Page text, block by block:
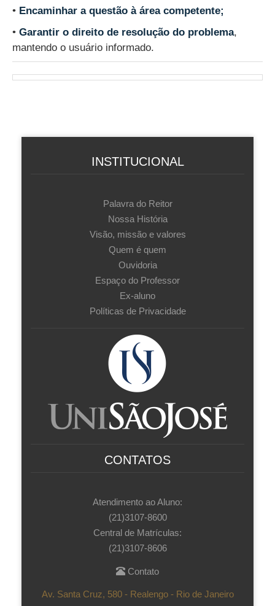
• Encaminhar a questão à área competente;
• Garantir o direito de resolução do problema,
mantendo o usuário informado.
INSTITUCIONAL
Palavra do Reitor
Nossa História
Visão, missão e valores
Quem é quem
Ouvidoria
Espaço do Professor
Ex-aluno
Políticas de Privacidade
CONTATOS
Atendimento ao Aluno:
(21)3107-8600
Central de Matrículas:
(21)3107-8606
Contato
Av. Santa Cruz, 580 - Realengo - Rio de Janeiro